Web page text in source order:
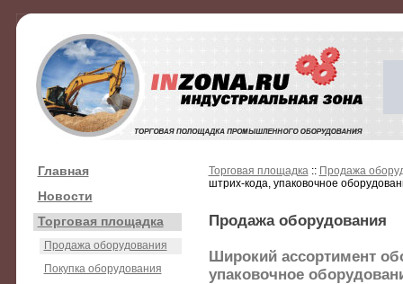
Главная
Новости
Торговая площадка
Продажа оборудования
Покупка оборудования
Торговая площадка:: Продажа
штрих-кода, упаковочное
Продажа оборудования
Широкий ассортимент
упаковочное